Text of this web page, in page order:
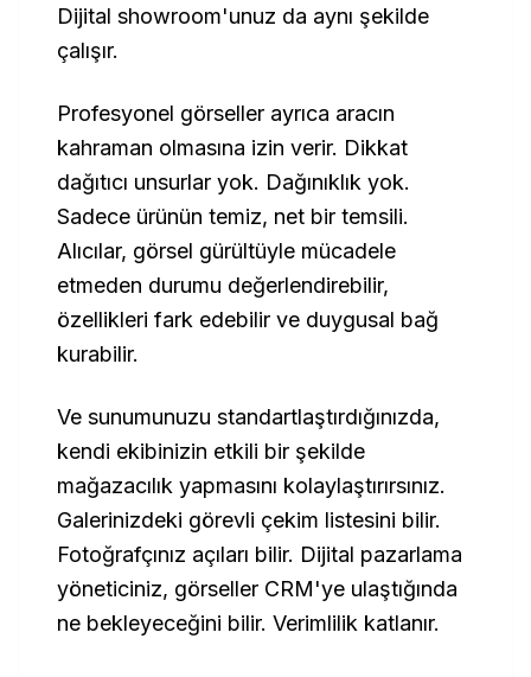
Dijital showroom'unuz da aynı şekilde
çalışır.
Profesyonel görseller ayrıca aracın
kahraman olmasına izin verir. Dikkat
dağıtıcı unsurlar yok. Dağınıklık yok.
Sadece ürünün temiz, net bir temsili.
Alıcılar, görsel gürültüyle mücadele
etmeden durumu değerlendirebilir,
özellikleri fark edebilir ve duygusal bağ
kurabilir.
Ve sunumunuzu standartlaştırdığınızda,
kendi ekibinizin etkili bir şekilde
mağazacılık yapmasını kolaylaştırırsınız.
Galerinizdeki görevli çekim listesini bilir.
Fotoğrafçınız açıları bilir. Dijital pazarlama
yöneticiniz, görseller CRM'ye ulaştığında
ne bekleyeceğini bilir. Verimlilik katlanır.